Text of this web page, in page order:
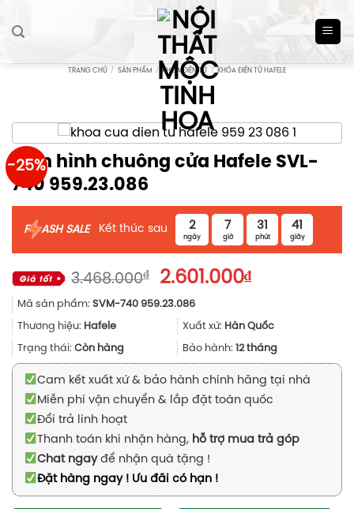
TRANG CHỦ / SẢN PHẨM / KHÓA ĐIỆN TỬ / KHÓA ĐIỆN TỬ HAFELE
-25%
Màn hình chuông cửa Hafele SVL-
740 959.23.086
F ASH SALE Kết thúc sau 2
ngày
7
giờ
31
phút
41
giây
3.468.000₫
Giá
gốc
là:
3.468.000₫.
2.601.000₫Giá
là:
2.601.000₫.
Mã sản phẩm: SVM-740 959.23.086
Thương hiệu: Hafele Xuất xứ: Hàn Quốc
Trạng thái: Còn hàng Bảo hành: 12 tháng
Cam kết xuất xứ & bảo hành chính hãng tại nhà
Miễn phí vận chuyển & lắp đặt toàn quốc
Đổi trả linh hoạt
Thanh toán khi nhận hàng, hỗ trợ mua trả góp
Chat ngayđể nhận quà tặng !
Đặt hàng ngay ! Ưu đãi có hạn !